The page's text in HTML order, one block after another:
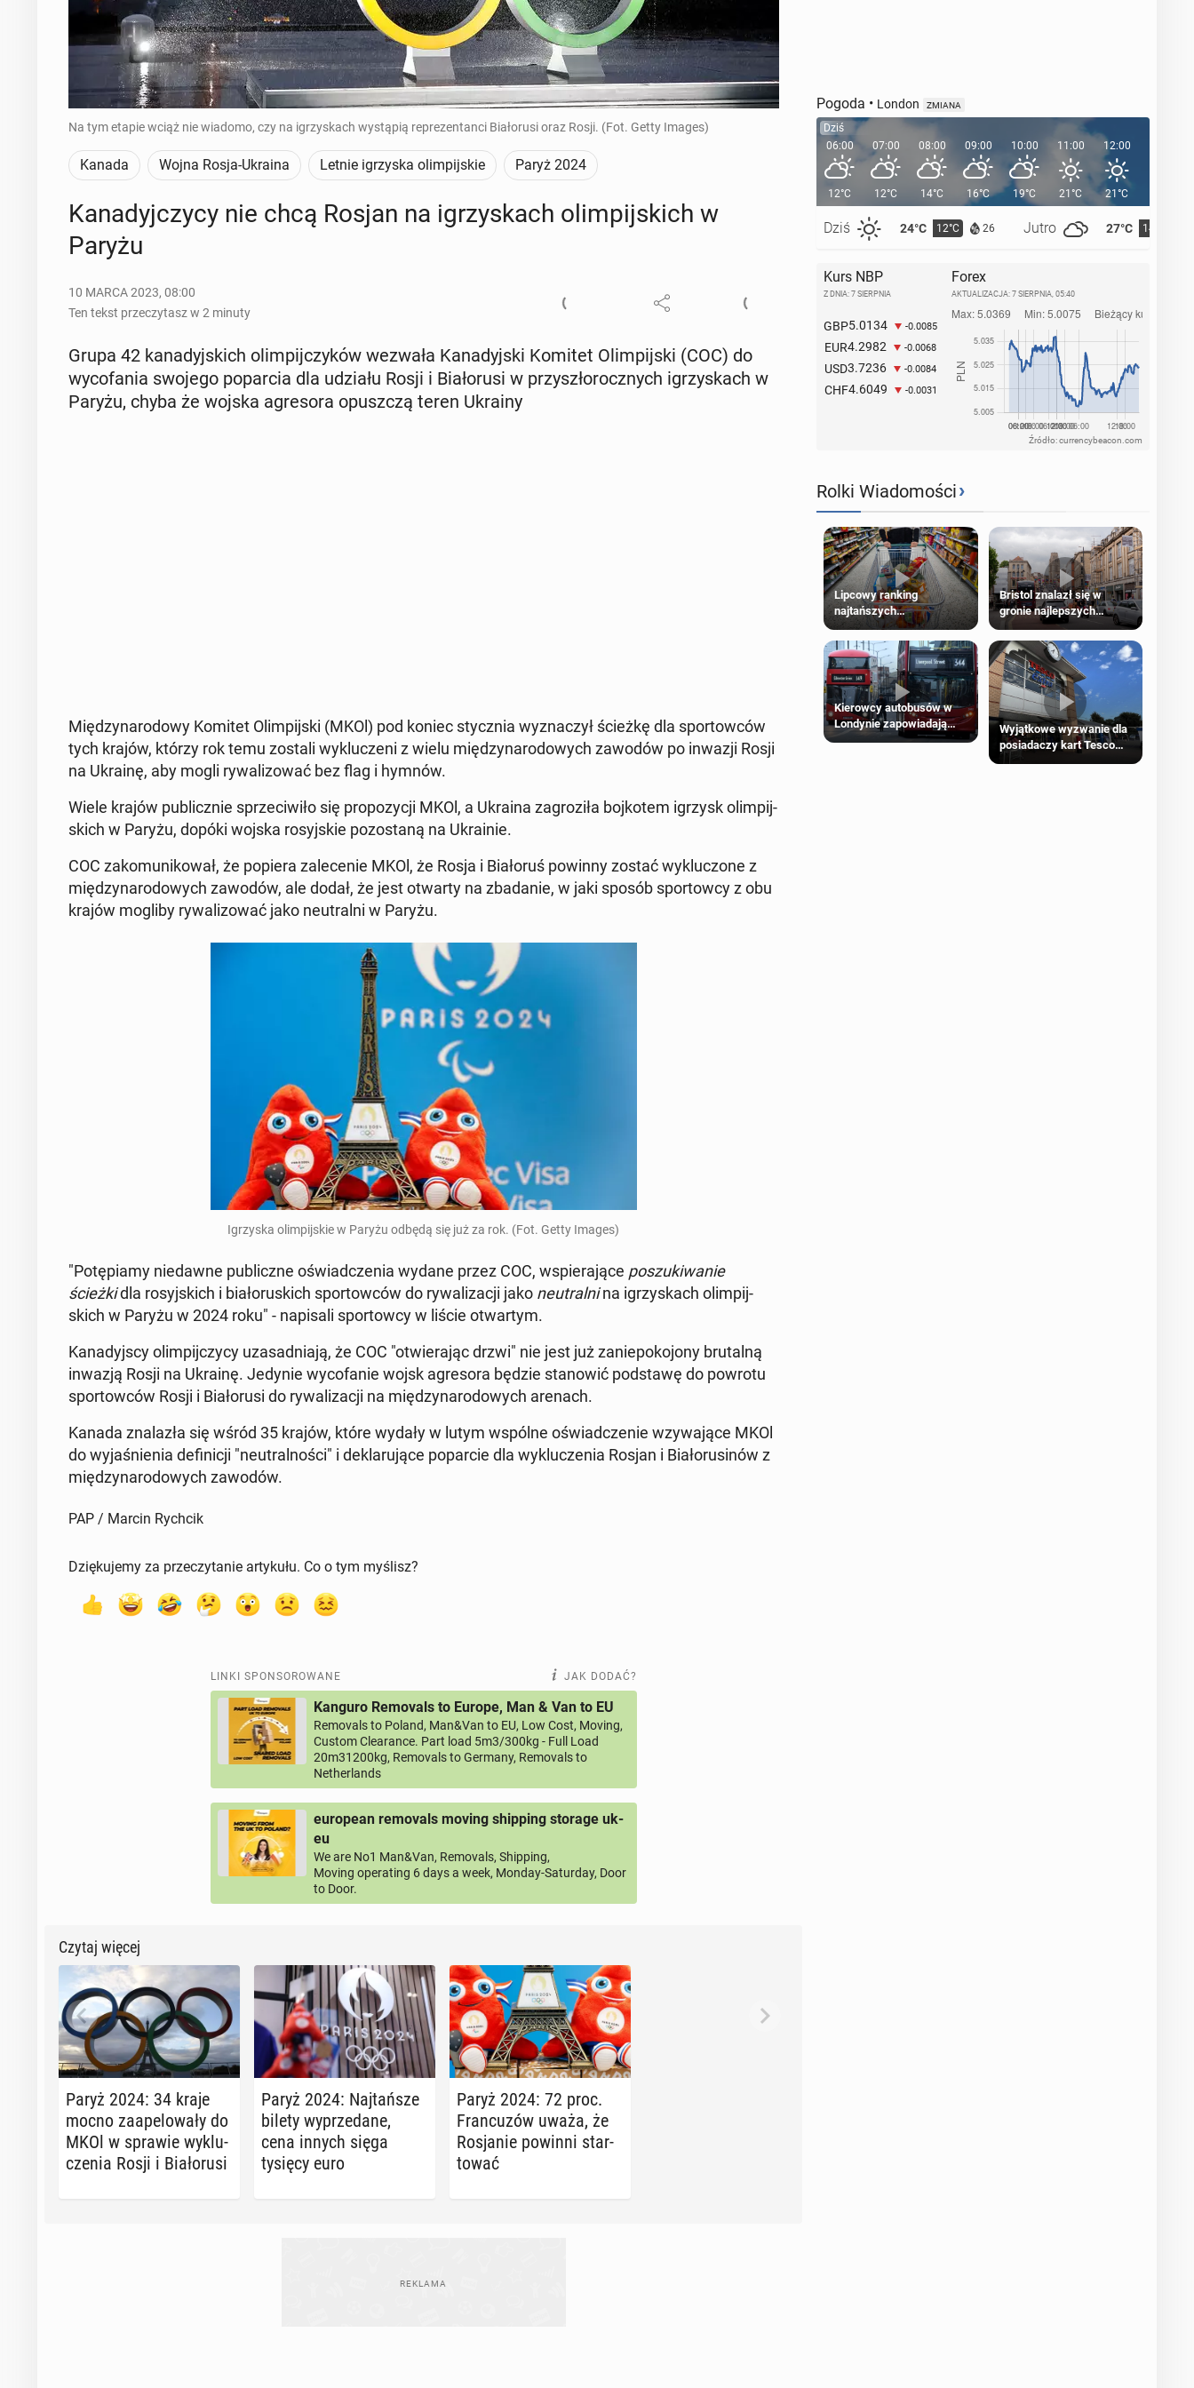
Na tym etapie wciąż nie wiadomo, czy na igrzyskach wystąpią reprezentanci Białorusi oraz Rosji. (Fot. Getty Images)
Kanada Wojna Rosja-Ukraina Letnie igrzyska olimpijskie Paryż 2024
Ka­na­dyj­czy­cy nie chcą Rosjan na igrzy­skach olim­pij­skich w
Paryżu
10 MARCA 2023, 08:00
Ten tekst przeczytasz w 2 minuty
Grupa 42 ka­na­dyj­skich olim­pij­czy­ków wezwała Ka­na­dyj­ski Komitet Olim­pij­ski (COC) do
wy­co­fa­nia swojego po­par­cia dla udziału Rosji i Bia­ło­ru­si w przy­szło­rocz­nych igrzy­skach w
Paryżu, chyba że wojska agre­so­ra opusz­czą teren Ukrainy
Mię­dzy­na­ro­do­wy Komitet Olim­pij­ski (MKOl) pod koniec stycz­nia wy­zna­czył ścieżkę dla spor­tow­ców
tych krajów, którzy rok temu zostali wy­klu­cze­ni z wielu mię­dzy­na­ro­do­wych zawodów po inwazji Rosji
na Ukrainę, aby mogli ry­wa­li­zo­wać bez flag i hymnów.
Wiele krajów pu­blicz­nie sprze­ci­wi­ło się pro­po­zy­cji MKOl, a Ukraina za­gro­zi­ła boj­ko­tem igrzysk olim­pij­
skich w Paryżu, dopóki wojska ro­syj­skie po­zo­sta­ną na Ukra­inie.
COC za­ko­mu­ni­ko­wał, że popiera za­le­ce­nie MKOl, że Rosja i Bia­ło­ruś powinny zostać wy­klu­czo­ne z
mię­dzy­na­ro­do­wych zawodów, ale dodał, że jest otwarty na zba­da­nie, w jaki sposób spor­tow­cy z obu
krajów mogliby ry­wa­li­zo­wać jako neu­tral­ni w Paryżu.
Igrzy­ska olim­pij­skie w Paryżu odbędą się już za rok. (Fot. Getty Images)
"Po­tę­pia­my nie­daw­ne pu­blicz­ne oświad­cze­nia wydane przez COC, wspie­ra­ją­ce po­szu­ki­wa­nie
ścieżkidla ro­syj­skich i bia­ło­ru­skich spor­tow­ców do ry­wa­li­za­cji jako neu­tral­nina igrzy­skach olim­pij­
skich w Paryżu w 2024 roku" - na­pi­sa­li spor­tow­cy w liście otwar­tym.
Ka­na­dyj­scy olim­pij­czy­cy uza­sad­nia­ją, że COC "otwie­ra­jąc drzwi" nie jest już za­nie­po­ko­jo­ny bru­tal­ną
inwazją Rosji na Ukrainę. Jedynie wy­co­fa­nie wojsk agre­so­ra będzie sta­no­wić pod­sta­wę do powrotu
spor­tow­ców Rosji i Bia­ło­ru­si do ry­wa­li­za­cji na mię­dzy­na­ro­do­wych arenach.
Kanada zna­la­zła się wśród 35 krajów, które wydały w lutym wspólne oświad­cze­nie wzy­wa­ją­ce MKOl
do wy­ja­śnie­nia de­fi­ni­cji "neu­tral­no­ści" i de­kla­ru­ją­ce po­par­cie dla wy­klu­cze­nia Rosjan i Bia­ło­ru­si­nów z
mię­dzy­na­ro­do­wych zawodów.
PAP / Marcin Rychcik
Dziękujemy za przeczytanie artykułu. Co o tym myślisz?
LINKI SPONSOROWANE JAK DODAĆ?
Kanguro Removals to Europe, Man & Van to EU
Removals to Poland, Man&Van to EU, Low Cost, Moving,
Custom Clearance. Part load 5m3/300kg - Full Load
20m31200kg, Removals to Germany, Removals to
Netherlands
european removals moving shipping storage uk-
eu
We are No1 Man&Van, Removals, Shipping,
Moving operating 6 days a week, Monday-Saturday, Door
to Door.
Czytaj więcej
Paryż 2024: 34 kraje
mocno za­ape­lo­wa­ły do
MKOl w sprawie wy­klu­
cze­nia Rosji i Bia­ło­ru­si
Paryż 2024: Naj­tań­sze
bilety wy­prze­da­ne,
cena innych sięga
tysięcy euro
Paryż 2024: 72 proc.
Fran­cu­zów uważa, że
Ro­sja­nie powinni star­
to­wać
Pogoda • London ZMIANA
Dziś
06:00
12°C
Dziś 24°C 12°C 26 Jutro 27°C 14°C
07:00
12°C
08:00
14°C
09:00
16°C
10:00
19°C
11:00
21°C
12:00
21°C
Kurs NBP
Z DNIA: 7 SIERPNIA
GBP5.0134 -0.0085
EUR4.2982 -0.0068
USD3.7236 -0.0084
CHF4.6049 -0.0031
Forex
AKTUALIZACJA: 7 SIERPNIA, 05:40
Źródło: currencybeacon.com
Rolki Wiadomości›
Lipcowy ranking
najtańszych
supermarketów
Bristol znalazł się w
gronie najlepszych
kierunków podróży na
świecie
Kierowcy autobusów w
Londynie zapowiadają
strajki
Wyjątkowe wyzwanie dla
posiadaczy kart Tesco
Clubcard!